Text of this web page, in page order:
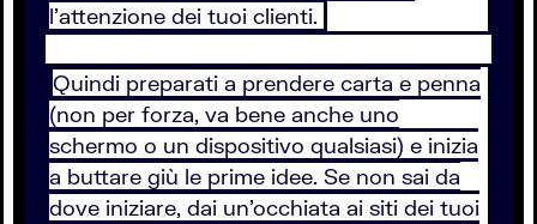
l’attenzione dei tuoi clienti.
Quindi preparati a prendere carta e penna
(non per forza, va bene anche uno
schermo o un dispositivo qualsiasi) e inizia
a buttare giù le prime idee. Se non sai da
dove iniziare, dai un’occhiata ai siti dei tuoi